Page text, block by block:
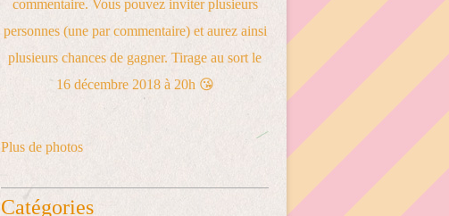
Plus de photos
Catégories